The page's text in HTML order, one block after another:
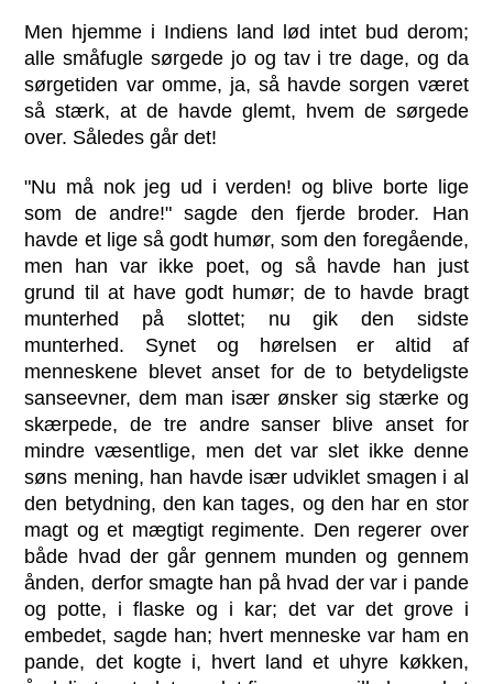
Men hjemme i Indiens land lød intet bud derom;
alle småfugle sørgede jo og tav i tre dage, og da
sørgetiden var omme, ja, så havde sorgen været
så stærk, at de havde glemt, hvem de sørgede
over. Således går det!
"Nu må nok jeg ud i verden! og blive borte lige
som de andre!" sagde den fjerde broder. Han
havde et lige så godt humør, som den foregående,
men han var ikke poet, og så havde han just
grund til at have godt humør; de to havde bragt
munterhed på slottet; nu gik den sidste
munterhed. Synet og hørelsen er altid af
menneskene blevet anset for de to betydeligste
sanseevner, dem man især ønsker sig stærke og
skærpede, de tre andre sanser blive anset for
mindre væsentlige, men det var slet ikke denne
søns mening, han havde især udviklet smagen i al
den betydning, den kan tages, og den har en stor
magt og et mægtigt regimente. Den regerer over
både hvad der går gennem munden og gennem
ånden, derfor smagte han på hvad der var i pande
og potte, i flaske og i kar; det var det grove i
embedet, sagde han; hvert menneske var ham en
pande, det kogte i, hvert land et uhyre køkken,